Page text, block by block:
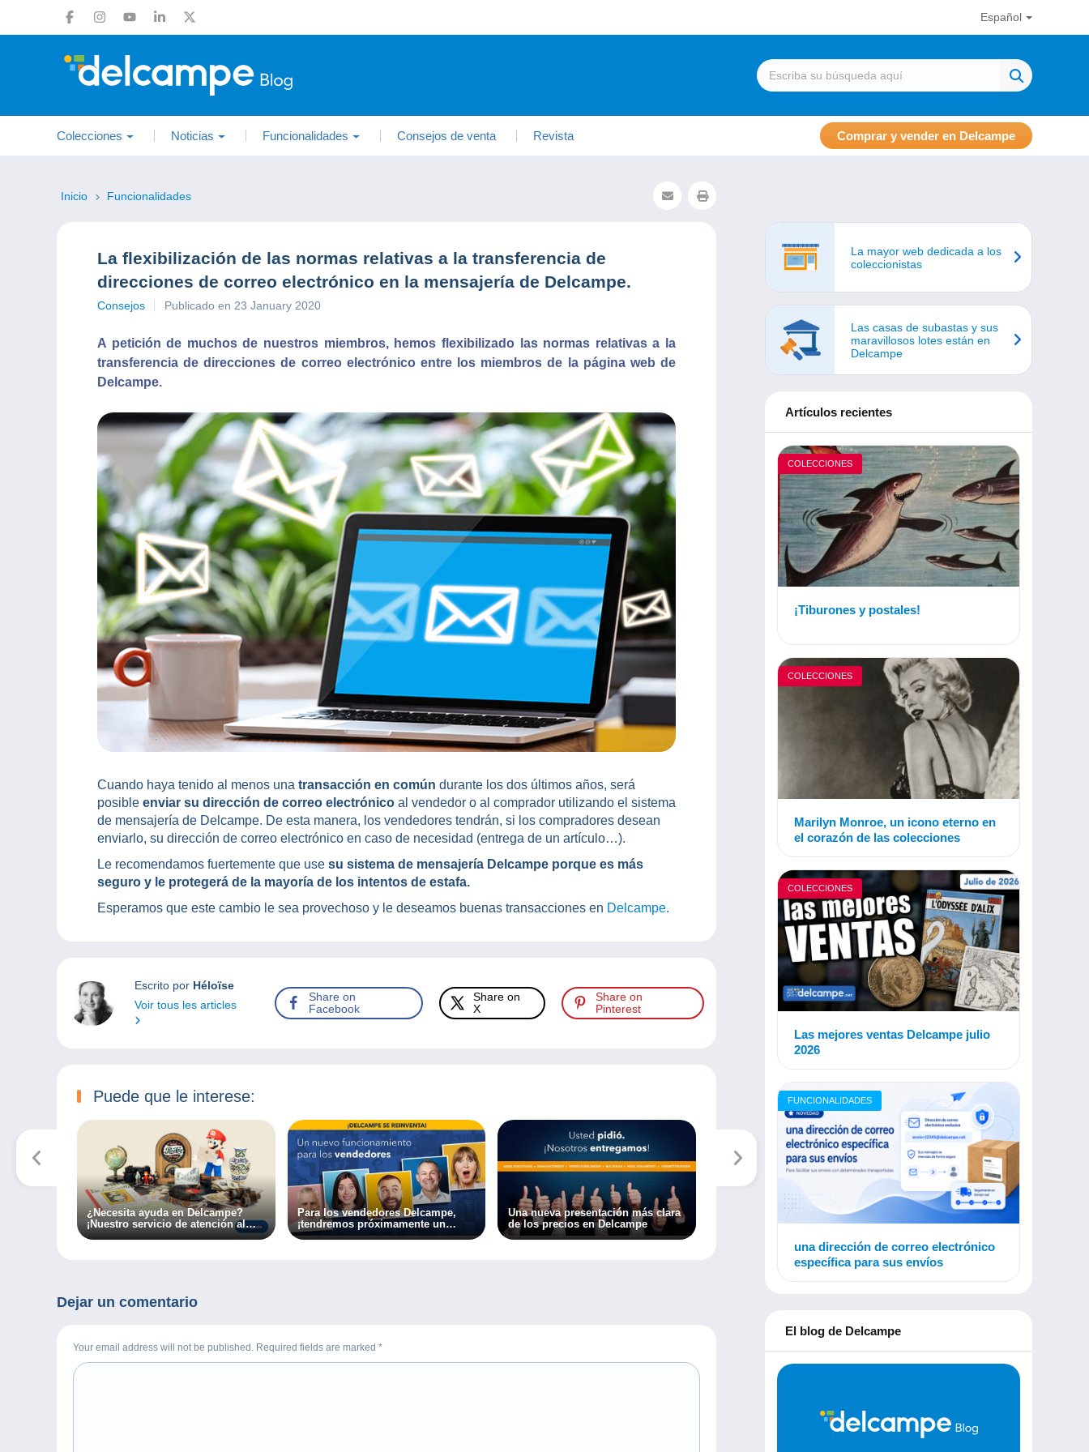
Español
Colecciones Noticias Funcionalidades Consejos de venta Revista Comprar y vender en Delcampe
Inicio Funcionalidades
La flexibilización de las normas relativas a la transferencia de
direcciones de correo electrónico en la mensajería de Delcampe.
Consejos Publicado en 23 January 2020
A petición de muchos de nuestros miembros, hemos flexibilizado las normas relativas a la
transferencia de direcciones de correo electrónico entre los miembros de la página web de
Delcampe.
Cuando haya tenido al menos una transacción en común durante los dos últimos años, será
posible enviar su dirección de correo electrónico al vendedor o al comprador utilizando el sistema
de mensajería de Delcampe. De esta manera, los vendedores tendrán, si los compradores desean
enviarlo, su dirección de correo electrónico en caso de necesidad (entrega de un artículo…).
Le recomendamos fuertemente que use su sistema de mensajería Delcampe porque es más
seguro y le protegerá de la mayoría de los intentos de estafa.
Esperamos que este cambio le sea provechoso y le deseamos buenas transacciones en Delcampe.
Escrito por Héloïse
Voir tous les articles
Share on
Facebook
Share on
X
Share on
Pinterest
Puede que le interese:
¿Necesita ayuda en Delcampe?
¡Nuestro servicio de atención al
cliente a su disposición en tan
Para los vendedores Delcampe,
¡tendremos próximamente un
nuevo sistema!
Una nueva presentación más clara
de los precios en Delcampe
Dejar un comentario
Your email address will not be published. Required fields are marked *
La mayor web dedicada a los
coleccionistas
Las casas de subastas y sus
maravillosos lotes están en
Delcampe
Artículos recientes
COLECCIONES
¡Tiburones y postales!
COLECCIONES
Marilyn Monroe, un icono eterno en
el corazón de las colecciones
COLECCIONES
Las mejores ventas Delcampe julio
2026
FUNCIONALIDADES
una dirección de correo electrónico
específica para sus envíos
El blog de Delcampe